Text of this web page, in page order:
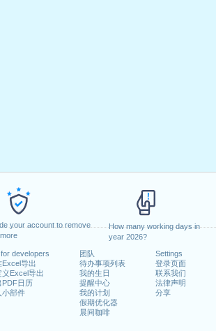
your account to remove
How many working days in
year 2026?
developers
Excel导出
义Excel导出
PDF日历
小部件
团队
待办事项列表
我的生日
提醒中心
我的计划
假期优化器
晨间咖啡
Settings
登录页面
联系我们
法律声明
分享